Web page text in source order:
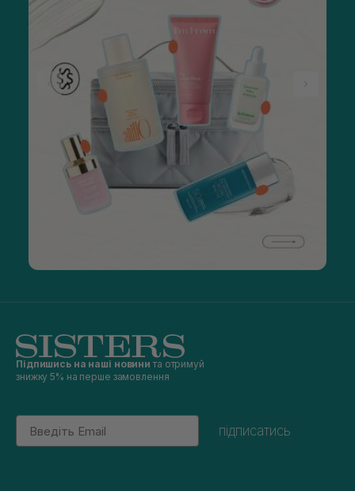
Підпишись на наші новини та отримуй
знижку 5% на перше замовлення
Email
підписатись